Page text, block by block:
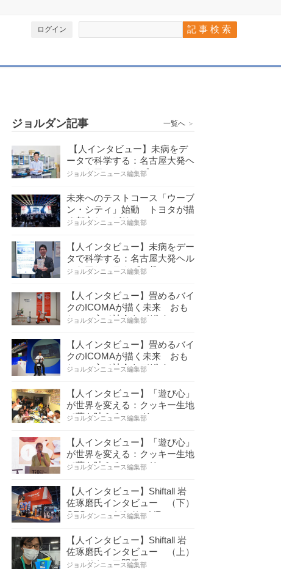
ログイン
ジョルダン記事 一覧へ ＞
【人インタビュー】未病をデ
ータで科学する：名古屋大発ヘ
ルスケアシステムズの…
ジョルダンニュース編集部
未来へのテストコース「ウーブ
ン・シティ」始動 トヨタが描
く都市とモビリティの…
ジョルダンニュース編集部
【人インタビュー】未病をデー
タで科学する：名古屋大発ヘル
スケアシステムズの代…
ジョルダンニュース編集部
【人インタビュー】畳めるバイ
クのICOMAが描く未来 おも
ちゃの心で社会をデザイ…
ジョルダンニュース編集部
【人インタビュー】畳めるバイ
クのICOMAが描く未来 おも
ちゃの心で社会をデザイ…
ジョルダンニュース編集部
【人インタビュー】「遊び心」
が世界を変える：クッキー生地
で夢を叶える コロリ…
ジョルダンニュース編集部
【人インタビュー】「遊び心」
が世界を変える：クッキー生地
で夢を叶える コロリ…
ジョルダンニュース編集部
【人インタビュー】Shiftall 岩
佐琢磨氏インタビュー （下）
CESへのこだわり VR…
ジョルダンニュース編集部
【人インタビュー】Shiftall 岩
佐琢磨氏インタビュー （上）
ハードウェア開発へ…
ジョルダンニュース編集部